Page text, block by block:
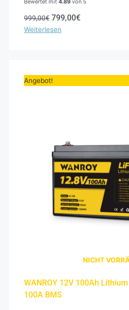
Bewertet mit 4.89 von 5
999,00€ 799,00€
Weiterlesen
Angebot!
NICHT
WANROY 12V 100Ah
100A BMS
Preis
war:
Preis
ist: